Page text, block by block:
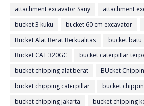
attachment excavator Sany
attachment
bucket 3 kuku
bucket 60 cm excavator
Bucket Alat Berat Berkualitas
bucket batu
Bucket CAT 320GC
bucket caterpillar
bucket chipping alat berat
BUcket
bucket chipping caterpillar
bucket
bucket chipping jakarta
bucket chipping